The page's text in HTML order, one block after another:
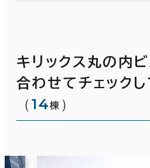
キリックス丸の内
合わせてチェック
（14棟 ）